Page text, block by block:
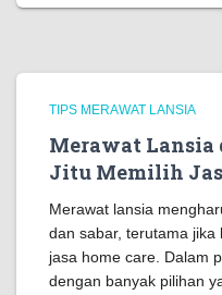
TIPS MERAWAT LANSIA
Merawat Lansia
Jitu Memilih
Merawat lansia
dan sabar, terutama jika
jasa home care. Dalam
dengan banyak pilihan